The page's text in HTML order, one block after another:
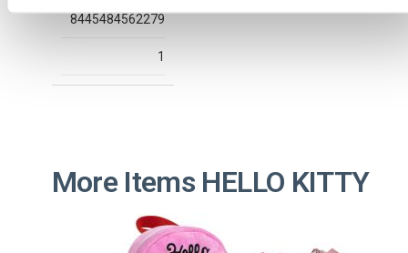
8445484562279
1
More Items HELLO KITTY